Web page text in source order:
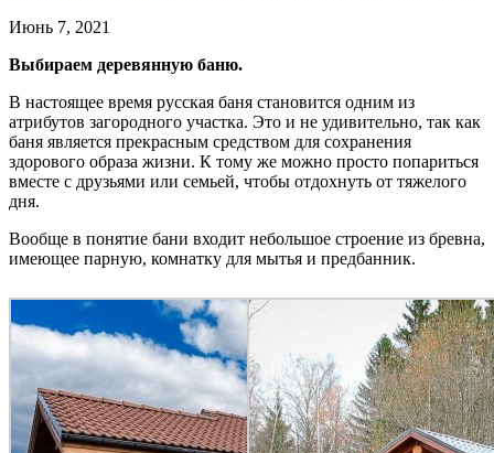
Июнь 7, 2021
Выбираем деревянную баню.
В настоящее время русская баня становится одним из
атрибутов загородного участка. Это и не удивительно, так как
баня является прекрасным средством для сохранения
здорового образа жизни. К тому же можно просто попариться
вместе с друзьями или семьей, чтобы отдохнуть от тяжелого
дня.
Вообще в понятие бани входит небольшое строение из бревна,
имеющее парную, комнатку для мытья и предбанник.